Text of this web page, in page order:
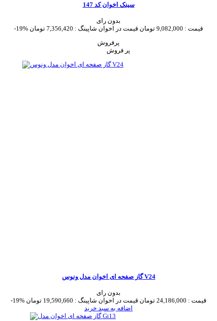
سینک اخوان کد 147
بدون رای
-19%
قیمت : 9,082,000 تومان قیمت در اخوان شاپینگ : 7,356,420 تومان
پرفروش
گاز صفحه ای اخوان مدل ونوس V24
بدون رای
-19%
قیمت : 24,186,000 تومان قیمت در اخوان شاپینگ : 19,590,660 تومان
اضافه به سبد خرید